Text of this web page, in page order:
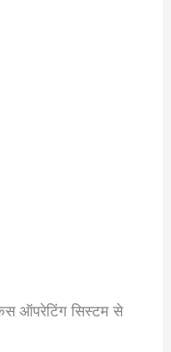
ऑपरेटिंग सिस्टम से